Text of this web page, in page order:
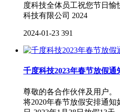
度科技全体员工祝您节日
科技有限公司 2024
2024-01-23 391
千度科技2023年春节放假通
尊敬的各合作伙伴及用户
将2020年春节放假安排通